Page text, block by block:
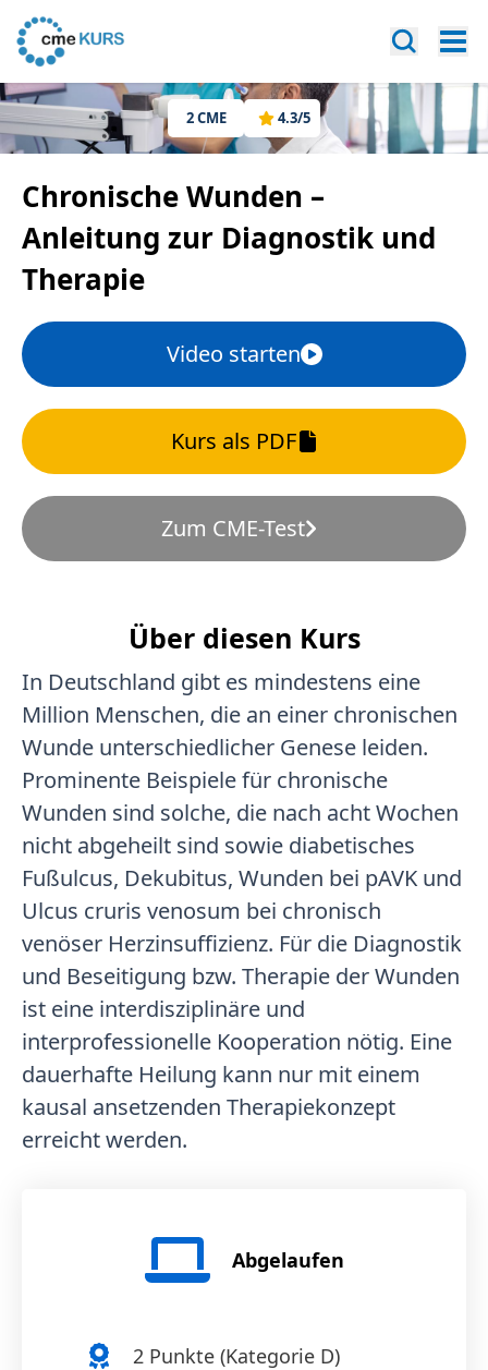
2CME 4.3/5
Chronische Wunden –
Anleitung zur Diagnostik und
Therapie
Video starten
Kurs als PDF
Zum CME-Test
Über diesen Kurs
In Deutschland gibt es mindestens eine
Million Menschen, die an einer chronischen
Wunde unterschiedlicher Genese leiden.
Prominente Beispiele für chronische
Wunden sind solche, die nach acht Wochen
nicht abgeheilt sind sowie diabetisches
Fußulcus, Dekubitus, Wunden bei pAVK und
Ulcus cruris venosum bei chronisch
venöser Herzinsuffizienz. Für die Diagnostik
und Beseitigung bzw. Therapie der Wunden
ist eine interdisziplinäre und
interprofessionelle Kooperation nötig. Eine
dauerhafte Heilung kann nur mit einem
kausal ansetzenden Therapiekonzept
erreicht werden.
Abgelaufen
2Punkte (Kategorie D)